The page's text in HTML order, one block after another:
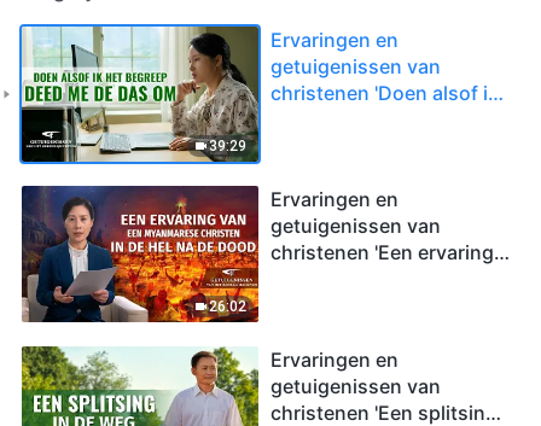
39:29
Ervaringen en
getuigenissen van
christenen 'Doen alsof ik
26:02
Ervaringen en
getuigenissen van
christenen 'Een ervaring
Ervaringen en
getuigenissen van
christenen 'Een splitsing